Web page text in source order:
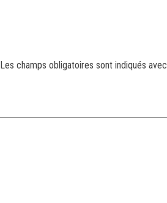
Les champs obligatoires sont indiqués avec